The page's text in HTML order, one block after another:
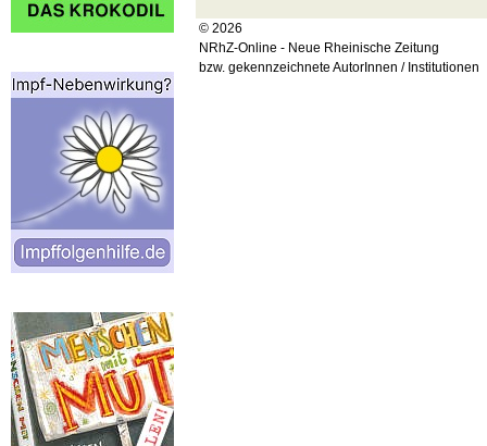
© 2026
NRhZ-Online - Neue Rheinische Zeitung
bzw. gekennzeichnete AutorInnen / Institutionen